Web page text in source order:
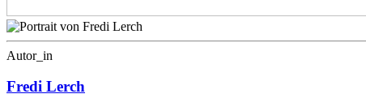
Autor_in
Fredi Lerch